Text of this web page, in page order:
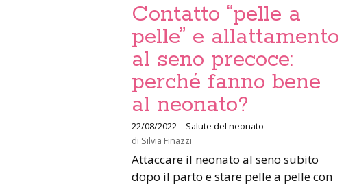
Contatto “pelle a
pelle” e allattamento
al seno precoce:
perché fanno bene
al neonato?
22/08/2022
Salute del neonato
di Silvia Finazzi
Attaccare il neonato al seno subito
dopo il parto e stare pelle a pelle con